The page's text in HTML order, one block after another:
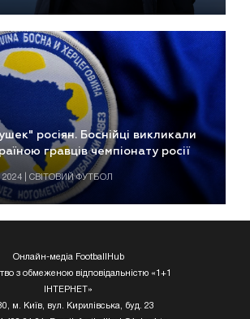
росіян. Боснійці викликали
гравців чемпіонату росії
2024 | СВІТОВИЙ ФУТБОЛ
Онлайн-медіа FootballHub
з обмеженою відповідальністю «1+1
ІНТЕРНЕТ»
м. Київ, вул. Кирилівська, буд. 23